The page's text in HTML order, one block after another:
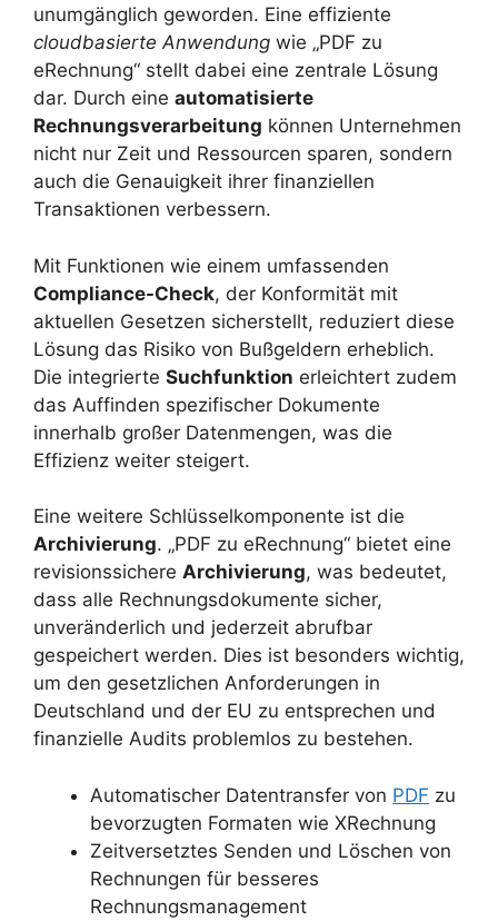
unumgänglich geworden. Eine effiziente
cloudbasierte Anwendung wie „PDF zu
eRechnung“ stellt dabei eine zentrale Lösung
dar. Durch eine automatisierte
Rechnungsverarbeitung können Unternehmen
nicht nur Zeit und Ressourcen sparen, sondern
auch die Genauigkeit ihrer finanziellen
Transaktionen verbessern.
Mit Funktionen wie einem umfassenden
Compliance-Check, der Konformität mit
aktuellen Gesetzen sicherstellt, reduziert diese
Lösung das Risiko von Bußgeldern erheblich.
Die integrierte Suchfunktion erleichtert zudem
das Auffinden spezifischer Dokumente
innerhalb großer Datenmengen, was die
Effizienz weiter steigert.
Eine weitere Schlüsselkomponente ist die
Archivierung. „PDF zu eRechnung“ bietet eine
revisionssichere Archivierung, was bedeutet,
dass alle Rechnungsdokumente sicher,
unveränderlich und jederzeit abrufbar
gespeichert werden. Dies ist besonders wichtig,
um den gesetzlichen Anforderungen in
Deutschland und der EU zu entsprechen und
finanzielle Audits problemlos zu bestehen.
Automatischer Datentransfer von PDF zu
bevorzugten Formaten wie XRechnung
Zeitversetztes Senden und Löschen von
Rechnungen für besseres
Rechnungsmanagement